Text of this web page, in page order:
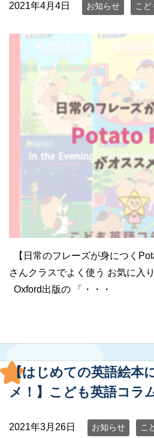
2021年4月4日 お知らせ こ
【日常のフレーズが身につく
さんクラスでよく使う お気に入
Oxford出版の 「・・・
【はじめての英語絵本
メ！】こども英語コラ
2021年3月26日 お知らせ こ